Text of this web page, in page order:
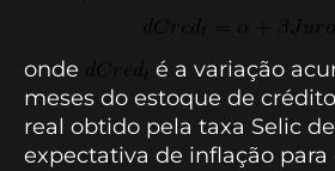
onde
é a variação
meses do estoque de
real obtido pela taxa Selic
expectativa de inflação para